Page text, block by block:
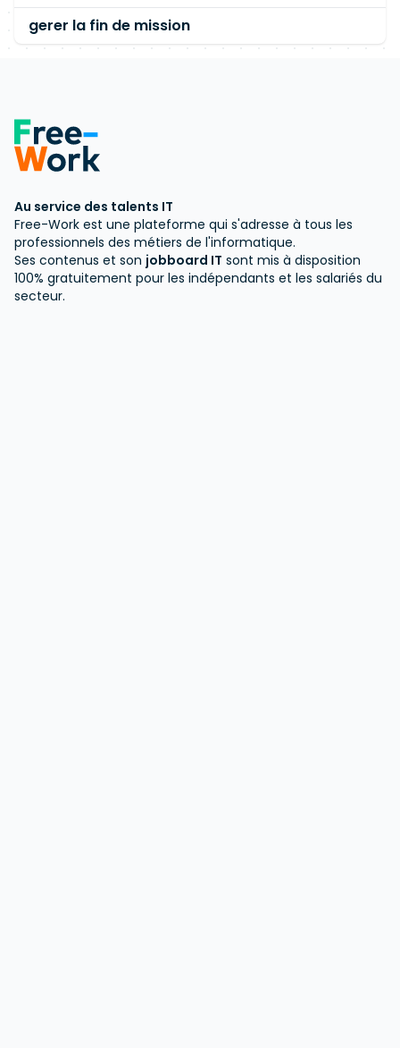
gerer la fin de mission
Au service des talents IT
Free-Work est une plateforme qui s'adresse à tous les
professionnels des métiers de l'informatique.
Ses contenus et son jobboard IT sont mis à disposition
100% gratuitement pour les indépendants et les salariés du
secteur.